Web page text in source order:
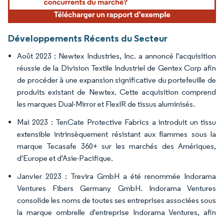
Développements Récents du Secteur
Août 2023 : Newtex Industries, Inc. a annoncé l'acquisition
réussie de la Division Textile Industriel de Gentex Corp afin
de procéder à une expansion significative du portefeuille de
produits existant de Newtex. Cette acquisition comprend
les marques Dual-Mirror et FlexIR de tissus aluminisés.
Mai 2023 : TenCate Protective Fabrics a introduit un tissu
extensible intrinsèquement résistant aux flammes sous la
marque Tecasafe 360+ sur les marchés des Amériques,
d'Europe et d'Asie-Pacifique.
Janvier 2023 : Trevira GmbH a été renommée Indorama
Ventures Fibers Germany GmbH. Indorama Ventures
consolide les noms de toutes ses entreprises associées sous
la marque ombrelle d'entreprise Indorama Ventures, afin